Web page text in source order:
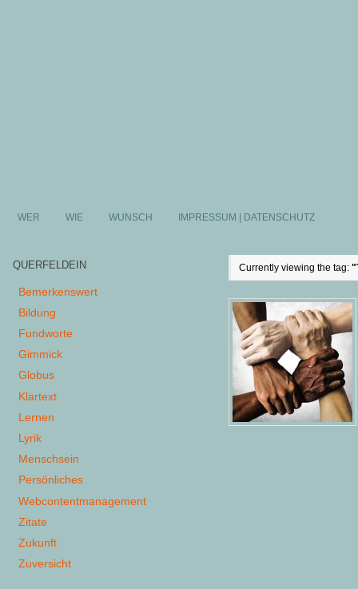
WER WIE WUNSCH IMPRESSUM | DATENSCHUTZ
Currently viewing the tag:
QUERFELDEIN
Bemerkenswert
Bildung
Fundworte
Gimmick
Globus
Klartext
Lernen
Lyrik
Menschsein
Persönliches
Webcontentmanagement
Zitate
Zukunft
Zuversicht